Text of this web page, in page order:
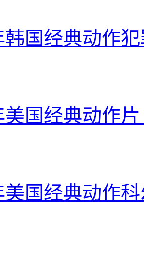
韩国经典动作
美国经典动作
美国经典动作